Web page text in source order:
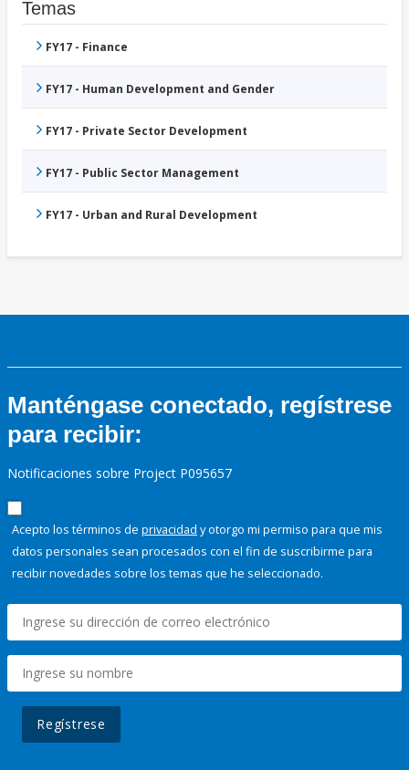
Temas
FY17 - Finance
FY17 - Human Development and Gender
FY17 - Private Sector Development
FY17 - Public Sector Management
FY17 - Urban and Rural Development
Manténgase conectado, regístrese
para recibir:
Notificaciones sobre Project P095657
Acepto los términos de privacidad y otorgo mi permiso para que mis
datos personales sean procesados con el fin de suscribirme para
recibir novedades sobre los temas que he seleccionado.
Regístrese